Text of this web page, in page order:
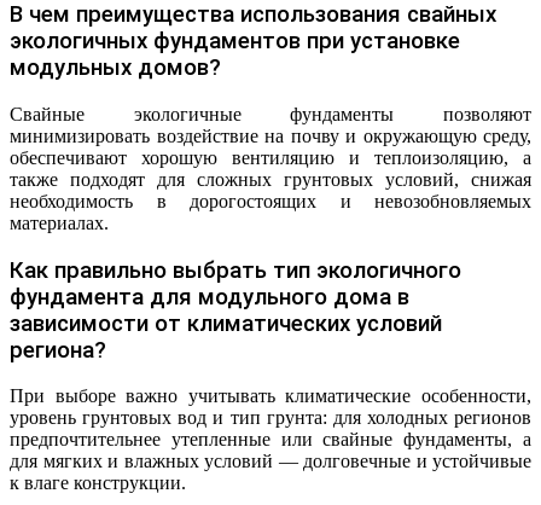
В чем преимущества использования свайных
экологичных фундаментов при установке
модульных домов?
Свайные экологичные фундаменты позволяют
минимизировать воздействие на почву и окружающую среду,
обеспечивают хорошую вентиляцию и теплоизоляцию, а
также подходят для сложных грунтовых условий, снижая
необходимость в дорогостоящих и невозобновляемых
материалах.
Как правильно выбрать тип экологичного
фундамента для модульного дома в
зависимости от климатических условий
региона?
При выборе важно учитывать климатические особенности,
уровень грунтовых вод и тип грунта: для холодных регионов
предпочтительнее утепленные или свайные фундаменты, а
для мягких и влажных условий — долговечные и устойчивые
к влаге конструкции.